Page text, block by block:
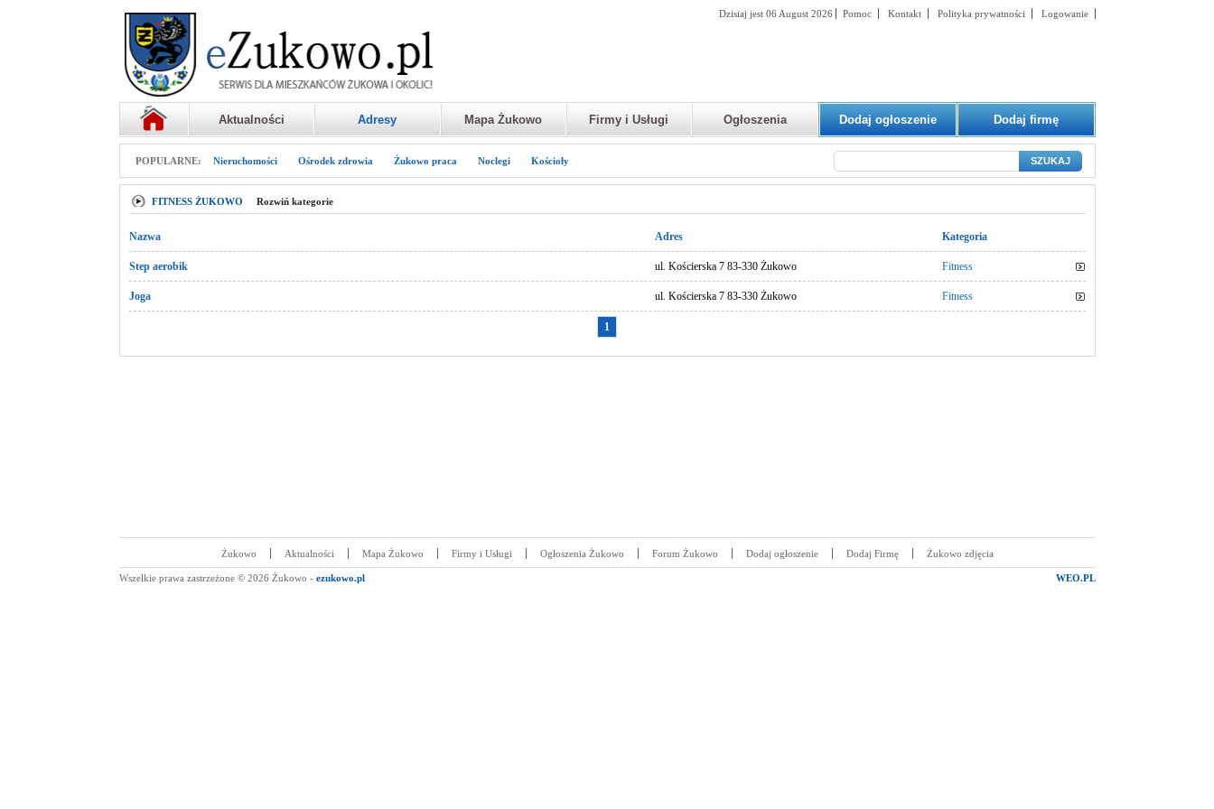
Dzisiaj jest 06 August 2026 Pomoc Kontakt Polityka prywatności Logowanie
Dodaj firmę
Dodaj ogłoszenie
Aktualności Adresy Mapa Żukowo Firmy i Usługi Ogłoszenia
POPULARNE: Nieruchomości Ośrodek zdrowia Żukowo praca Noclegi Kościoły SZUKAJ
FITNESS ŻUKOWO Rozwiń kategorie
Nazwa Adres Kategoria
Step aerobik ul. Kościerska 7 83-330 Żukowo Fitness
Joga ul. Kościerska 7 83-330 Żukowo Fitness
1
Żukowo Aktualności Mapa Żukowo Firmy i Usługi Ogłoszenia Żukowo Forum Żukowo Dodaj ogłoszenie Dodaj Firmę Żukowo zdjęcia
Wszelkie prawa zastrzeżone © 2026 Żukowo - ezukowo.pl WEO.PL